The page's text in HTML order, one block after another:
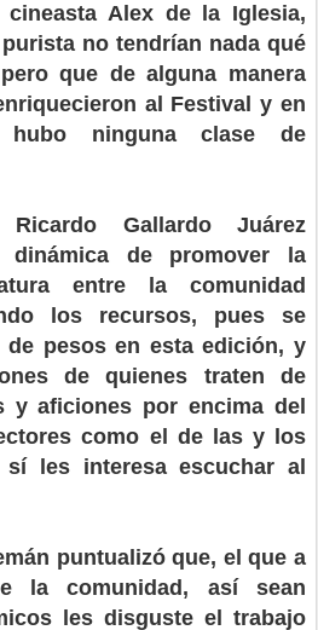
Alex de la Iglesia,
no tendrían nada qué
que de alguna manera
al Festival y en
ninguna clase de
Gallardo Juárez
dinámica de promover la
entre la comunidad
los recursos, pues se
pesos en esta edición, y
de quienes traten de
y aficiones por encima del
como el de las y los
les interesa escuchar al
puntualizó que, el que a
la comunidad, así sean
les disguste el trabajo